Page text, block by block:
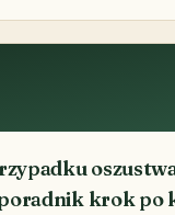
krok po